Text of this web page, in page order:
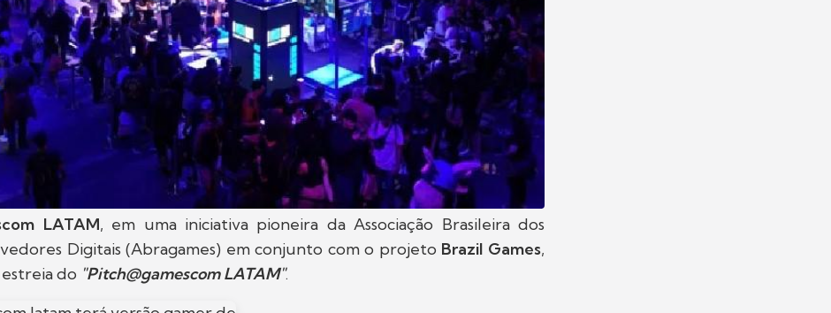
LATAM, em uma iniciativa pioneira da Associação Brasileira dos
Digitais (Abragames) em conjunto com o projeto Brazil Games,
do "Pitch@gamescom LATAM".